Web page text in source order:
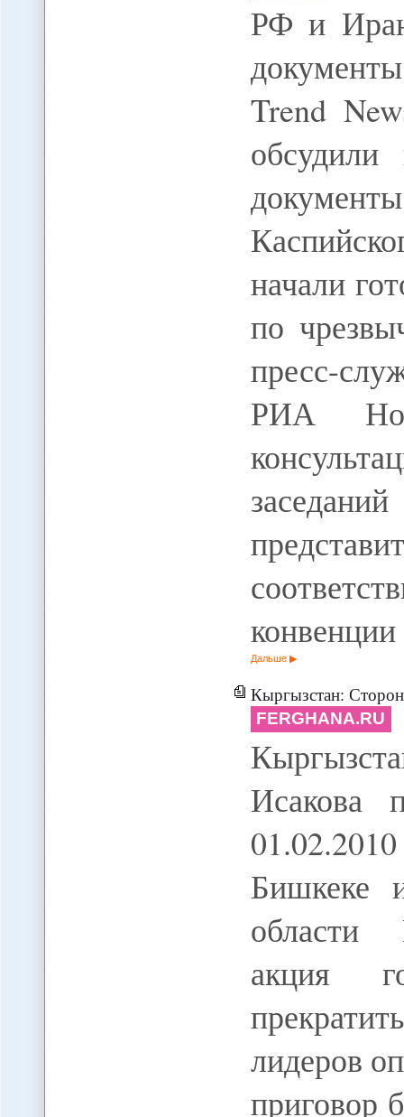
РФ и
Trend
начали
по
пресс-
РИА
Дальше
Кыргызстан:
FERGHANA.RU
Исакова
Бишкеке
области
акция
лидеров
приговор